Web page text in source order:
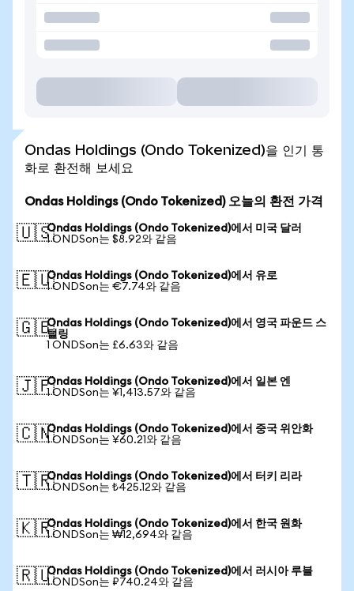
Ondas Holdings (Ondo Tokenized)을 인기 통
화로 환전해 보세요
Ondas Holdings (Ondo Tokenized) 오늘의 환전 가격
🇺🇸Ondas Holdings (Ondo Tokenized)에서 미국 달러
1 ONDSon는 $8.92와 같음
🇪🇺Ondas Holdings (Ondo Tokenized)에서 유로
1 ONDSon는 €7.74와 같음
🇬🇧Ondas Holdings (Ondo Tokenized)에서 영국 파운드 스
털링
1 ONDSon는 £6.63와 같음
🇯🇵Ondas Holdings (Ondo Tokenized)에서 일본 엔
1 ONDSon는 ¥1,413.57와 같음
🇨🇳Ondas Holdings (Ondo Tokenized)에서 중국 위안화
1 ONDSon는 ¥60.21와 같음
🇹🇷Ondas Holdings (Ondo Tokenized)에서 터키 리라
1 ONDSon는 ₺425.12와 같음
🇰🇷Ondas Holdings (Ondo Tokenized)에서 한국 원화
1 ONDSon는 ₩12,694와 같음
🇷🇺Ondas Holdings (Ondo Tokenized)에서 러시아 루블
1 ONDSon는 ₽740.24와 같음